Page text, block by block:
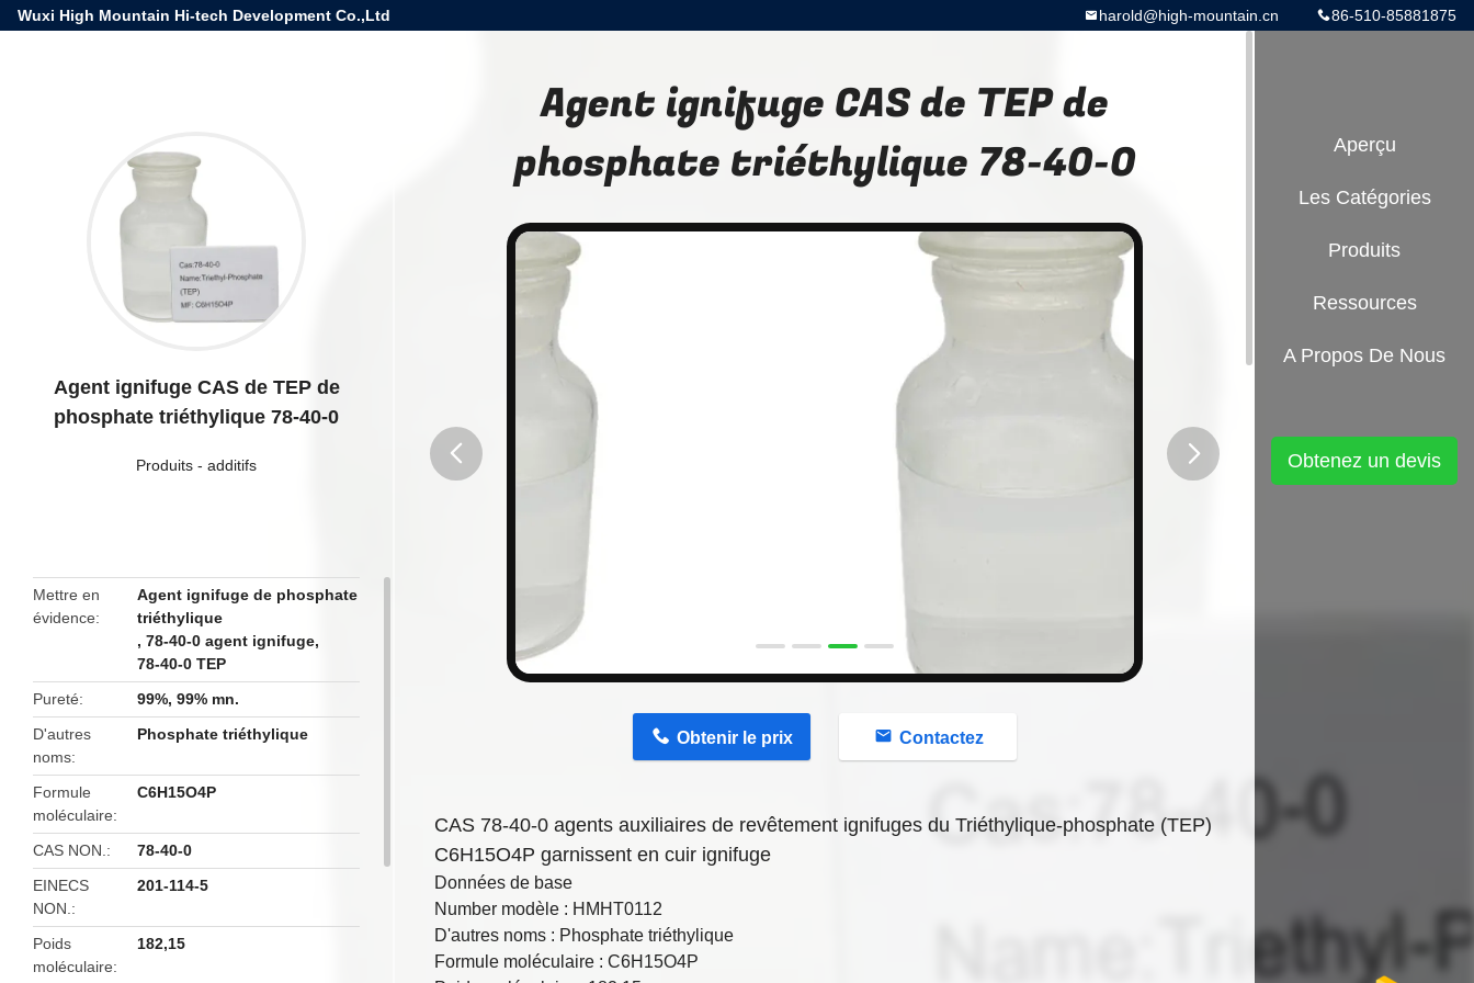
Wuxi High Mountain Hi-tech Development Co.,Ltd 86-510-85881875
harold@high-mountain.cn
Agent ignifuge CAS de TEP de
phosphate triéthylique 78-40-0
Produits - additifs
Mettre en
évidence
Agent ignifuge de phosphate
triéthylique
,78-40-0 agent ignifuge,
78-40-0 TEP
Pureté
99%, 99% mn.
D'autres
noms
Phosphate triéthylique
Formule
moléculaire
C6H15O4P
CAS NON.
78-40-0
EINECS
NON.
201-114-5
Poids
moléculaire
182,15
Agent ignifuge CAS de TEP de
phosphate triéthylique 78-40-0
Obtenir le prix Contactez
CAS 78-40-0 agents auxiliaires de revêtement ignifuges du Triéthylique-phosphate (TEP)
C6H15O4P garnissent en cuir ignifuge
Données de base
Number modèle : HMHT0112
D'autres noms : Phosphate triéthylique
Formule moléculaire : C6H15O4P
Aperçu
Les Catégories
Produits
Ressources
A Propos De Nous
Obtenez un devis